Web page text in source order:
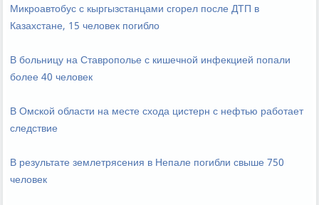
Микроавтобус с кыргызстанцами сгорел после ДТП в
Казахстане, 15 человек погибло
В больницу на Ставрополье с кишечной инфекцией попали
более 40 человек
В Омской области на месте схода цистерн с нефтью работает
следствие
В результате землетрясения в Непале погибли свыше 750
человек